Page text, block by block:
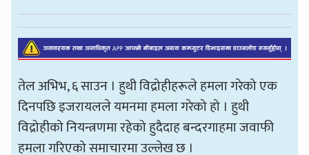
तेल अभिभ, ६ साउन । हुथी विद्रोहीहरूले हमला गरेको एक
दिनपछि इजरायलले यमनमा हमला गरेको हो । हुथी
विद्रोहीको नियन्त्रणमा रहेको हुदैदाह बन्दरगाहमा जवाफी
हमला गरिएको समाचारमा उल्लेख छ ।